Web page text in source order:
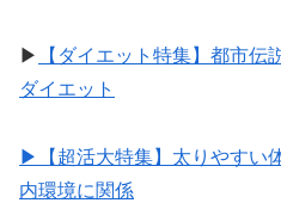
▶︎
【ダイエット特集】都市伝
ダイエット
▶︎【超活大特集】太りやすい
内環境に関係